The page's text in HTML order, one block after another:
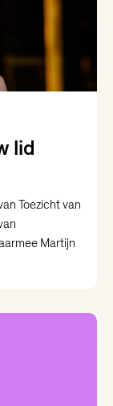
lid
Toezicht van
Martijn